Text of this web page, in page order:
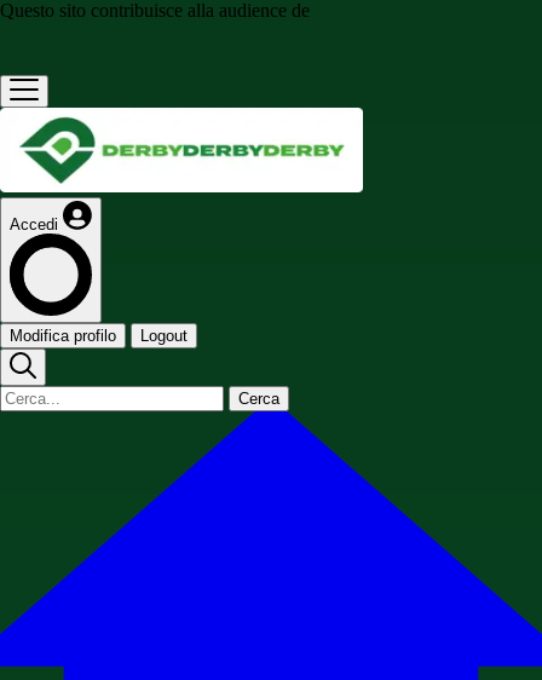
Questo sito contribuisce alla audience de
Accedi
Modifica profilo Logout
Cerca